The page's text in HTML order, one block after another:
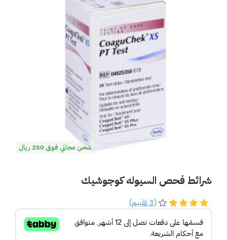
شحن مجاني فوق 250 ريال
شرائط فحص السيوله كوجوشيك
(3 تقييم)